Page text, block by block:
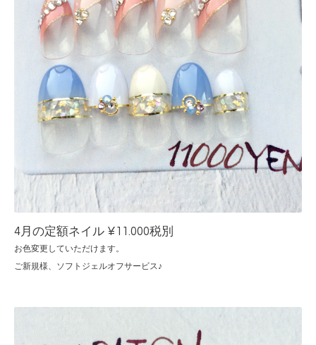
4月の定額ネイル ¥11.000税別
お色変更していただけます。
ご新規様、ソフトジェルオフサービス♪